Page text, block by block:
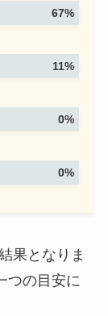
67%
11%
0%
0%
果となりま
つの目安に